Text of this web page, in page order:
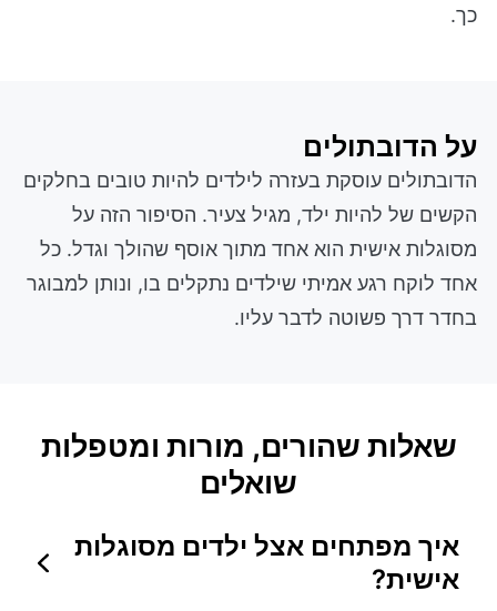
כך.
על הדובתולים
הדובתולים עוסקת בעזרה לילדים להיות טובים בחלקים
הקשים של להיות ילד, מגיל צעיר. הסיפור הזה על
מסוגלות אישית הוא אחד מתוך אוסף שהולך וגדל. כל
אחד לוקח רגע אמיתי שילדים נתקלים בו, ונותן למבוגר
בחדר דרך פשוטה לדבר עליו.
שאלות שהורים, מורות ומטפלות
שואלים
איך מפתחים אצל ילדים מסוגלות
אישית?